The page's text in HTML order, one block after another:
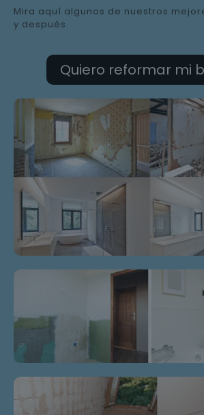
Mira aquí algunos de nuestros
y después.
Quiero reformar mi